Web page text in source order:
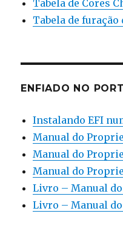
Tabela de Cores
Tabela de furação
ENFIADO NO
Instalando EFI
Manual do
Manual do
Manual do
Livro – Manual do
Livro – Manual